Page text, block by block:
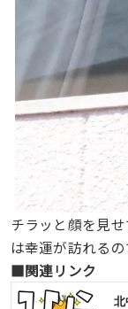
チラッと顔を見
は幸運が訪れるの
■関連リンク